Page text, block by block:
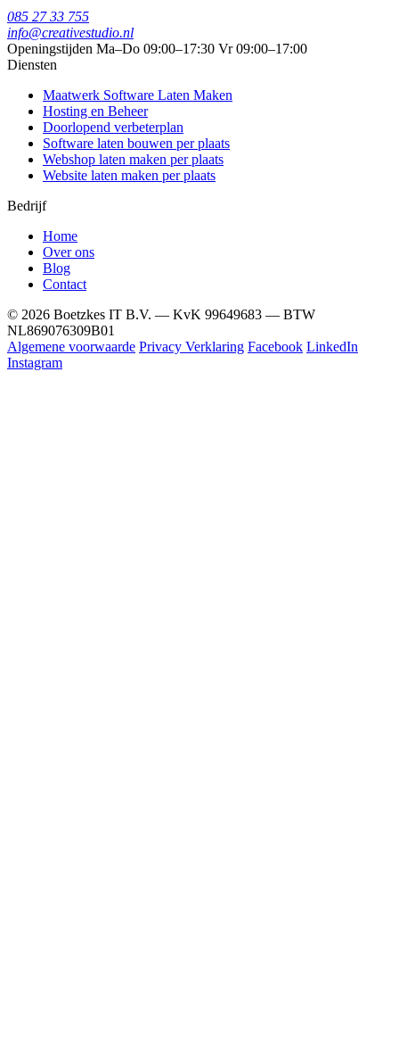
085 27 33 755
info@creativestudio.nl
Openingstijden Ma–Do 09:00–17:30 Vr 09:00–17:00
Diensten
Maatwerk Software Laten Maken
Hosting en Beheer
Doorlopend verbeterplan
Software laten bouwen per plaats
Webshop laten maken per plaats
Website laten maken per plaats
Bedrijf
Home
Over ons
Blog
Contact
© 2026 Boetzkes IT B.V. — KvK 99649683 — BTW
NL869076309B01
Algemene voorwaarde Privacy Verklaring Facebook LinkedIn
Instagram